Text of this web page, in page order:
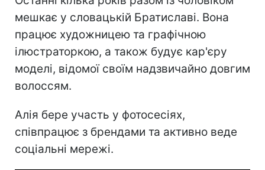
мешкає у словацькій Братиславі. Вона
працює художницею та графічною
ілюстраторкою, а також будує кар'єру
моделі, відомої своїм надзвичайно довгим
волоссям.
Алія бере участь у фотосесіях,
співпрацює з брендами та активно веде
соціальні мережі.